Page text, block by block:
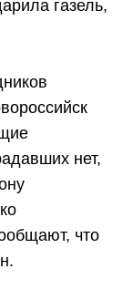
газель,
нет,
что